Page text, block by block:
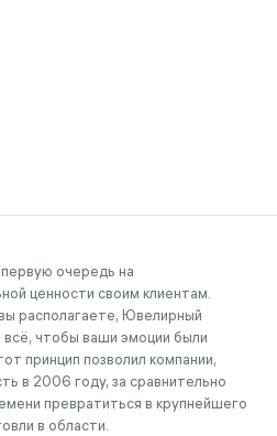
очередь на
ценности своим клиентам.
располагаете, Ювелирный
чтобы ваши эмоции были
принцип позволил компании,
в 2006 году, за сравнительно
превратиться в крупнейшего
в области.